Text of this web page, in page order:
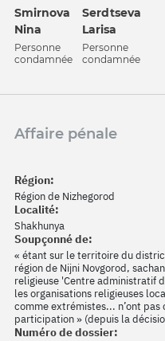
Smirnova
Nina
Personne
condamnée
Serdtseva
Larisa
Personne
condamnée
Affaire pénale
Région:
Région de Nizhegorod
Localité:
Shakhunya
Soupçonné de:
« étant sur le territoire du
région de Nijni Novgorod,
religieuse 'Centre administratif
les organisations religieuses
comme extrémistes... n’ont
participation » (depuis la
Numéro de dossier: